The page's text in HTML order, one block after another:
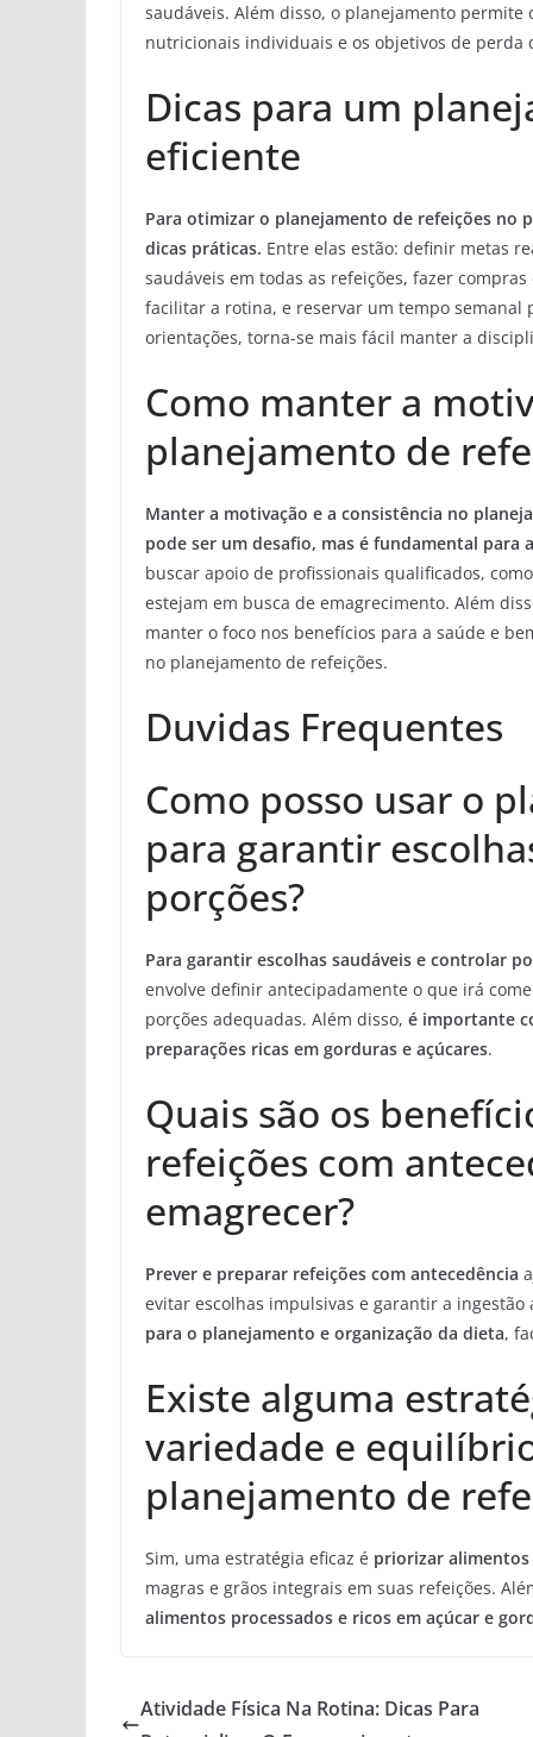
saudáveis. Além disso, o planejamento permite
nutricionais individuais e os objetivos de
Dicas para um
eficiente
Para otimizar o planejamento de refeições no
dicas práticas. Entre elas estão: definir metas
saudáveis em todas as refeições, fazer
facilitar a rotina, e reservar um tempo semanal
orientações, torna-se mais fácil manter a
Como manter a
planejamento de
Manter a motivação e a consistência no
pode ser um desafio, mas é fundamental para
buscar apoio de profissionais qualificados,
estejam em busca de emagrecimento. Além
manter o foco nos benefícios para a saúde e
no planejamento de refeições.
Duvidas Frequentes
Como posso usar o
para garantir
porções?
Para garantir escolhas saudáveis e controlar
envolve definir antecipadamente o que irá
porções adequadas. Além disso, é importante
preparações ricas em gorduras e açúcares.
Quais são os
refeições com
emagrecer?
Prever e preparar refeições com antecedência
evitar escolhas impulsivas e garantir a
para o planejamento e organização da dieta,
Existe alguma
variedade e
planejamento de
Sim, uma estratégia eficaz é priorizar
magras e grãos integrais em suas refeições.
alimentos processados e ricos em açúcar e
Atividade Física Na Rotina: Dicas Para